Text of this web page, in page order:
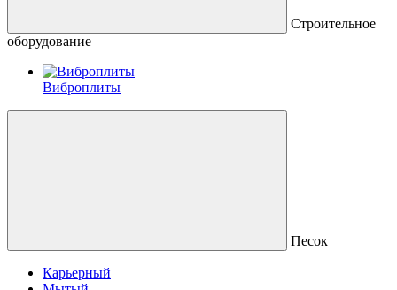
Строительное
оборудование
Виброплиты
Песок
Карьерный